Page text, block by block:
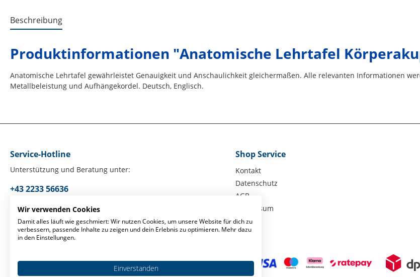
Beschreibung
Produktinformationen "Anatomische Lehrtafel
Anatomische Lehrtafel gewährleistet Genauigkeit und Anschaulichkeit gleichermaßen. Alle relevanten Informationen
Metallbeleistung und Aufhängekordel. Deutsch, Englisch.
Service-Hotline
Unterstützung und Beratung unter:
+43 2233 56636
Mo-Fr, 09:00 - 17:00 Uhr
Oder über unserKontaktformular.
Shop Service
Kontakt
Datenschutz
AGB
Impressum
Wir verwenden Cookies
Damit alles läuft wie geschmiert: Wir nutzen Cookies, um unsere Website für dich zu
verbessern, passende Inhalte zu zeigen und dein Erlebnis zu optimieren. Mehr dazu
in den Einstellungen.
Einverstanden